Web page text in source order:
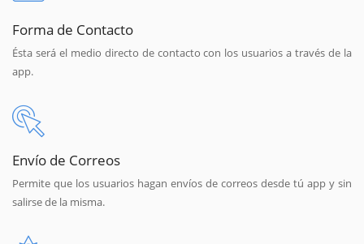
Forma de Contacto
Ésta será el medio directo de contacto con los usuarios a través de la
app.
Envío de Correos
Permite que los usuarios hagan envíos de correos desde tú app y sin
salirse de la misma.